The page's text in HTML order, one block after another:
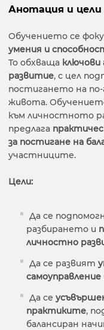
Анотация и цели
Обучението се
умения и
То обхваща
развитие, с цел
постигането на по-
живота.
към личностното
предлага
за постигане на
участниците.
Цели:
Да се
разбирането и
личностно
Да се развият
самоуправление
Да се
практиките,
балансиран